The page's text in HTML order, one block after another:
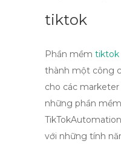
tiktok
Phần mềm tiktok
thành một công
cho các marketer
những phần
TikTokAutomation
với những tính